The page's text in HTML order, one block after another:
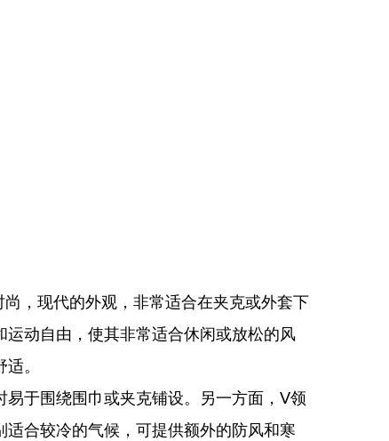
，现代的外观，非常适合在夹克或外套下
动自由，使其非常适合休闲或放松的风
。
于围绕围巾或夹克铺设。另一方面，V领
合较冷的气候，可提供额外的防风和寒